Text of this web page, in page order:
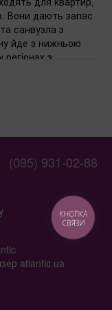
Вони дають запас
санвузла з
йде з нижньою
з
чи пар без
ТЕНа
не торкається
а не на
зливу води. Термін
ТЕНом.
м'яка.
(095) 931-02-88
atlantic.ua
КНОПКА
СВЯЗИ